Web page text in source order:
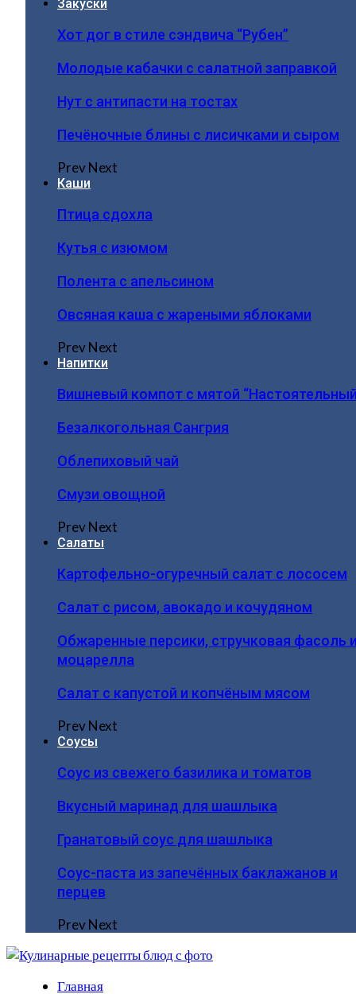
Закуски
Хот дог в стиле сэндвича “Рубен”
Молодые кабачки с салатной заправкой
Нут с антипасти на тостах
Печёночные блины с лисичками и сыром
PrevNext
Каши
Птица сдохла
Кутья с изюмом
Полента с апельсином
Овсяная каша с жареными яблоками
PrevNext
Напитки
Вишневый компот с мятой
Безалкогольная Сангрия
Облепиховый чай
Смузи овощной
PrevNext
Салаты
Картофельно-огуречный салат с лососем
Салат с рисом, авокадо и кочудяном
Обжаренные персики, стручковая фасоль
моцарелла
Салат с капустой и копчёным мясом
PrevNext
Соусы
Соус из свежего базилика и томатов
Вкусный маринад для шашлыка
Гранатовый соус для шашлыка
Соус-паста из запечённых баклажанов и
перцев
PrevNext
Главная